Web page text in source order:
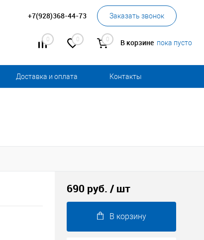
+7(928)368-44-73 Заказать звонок
0 0 0 В корзине пока пусто
Доставка и оплата Контакты
690 руб. / шт
В корзину